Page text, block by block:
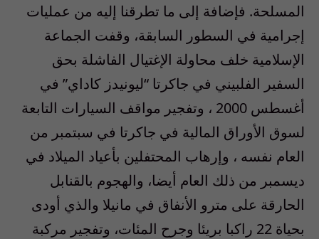
المسلحة. فإضافة إلى ما تطرقنا إليه من عمليات
إجرامية في السطور السابقة، وقفت الجماعة
الإسلامية خلف محاولة الإغتيال الفاشلة بحق
السفير الفلبيني في جاكرتا “ليونيدز كاداي” في
أغسطس 2000 ، وتفجير مواقف السيارات التابعة
لسوق الأوراق المالية في جاكرتا في سبتمبر من
العام نفسه ، وإرهاب المحتفلين بأعياد الميلاد في
ديسمبر من ذلك العام أيضا، والهجوم بالقنابل
الحارقة على مترو الأنفاق في مانيلا والذي أودى
بحياة 22 راكبا بريئا وجرح المئات، وتفجير مركبة